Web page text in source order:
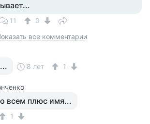
11
0
все комментарии
8 лет 1
всем плюс имя...
1